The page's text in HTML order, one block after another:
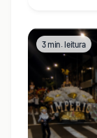
3 min. leitura